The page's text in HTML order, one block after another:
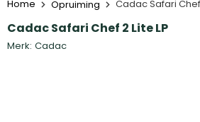
Home Opruiming Cadac Safari Chef
Cadac Safari Chef 2 Lite LP
Merk: Cadac